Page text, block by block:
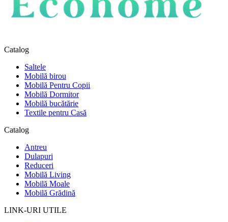
Catalog
Saltele
Mobilă birou
Mobilă Pentru Copii
Mobilă Dormitor
Mobilă bucătărie
Textile pentru Casă
Catalog
Antreu
Dulapuri
Reduceri
Mobilă Living
Mobilă Moale
Mobilă Grădină
LINK-URI UTILE